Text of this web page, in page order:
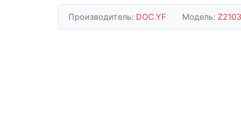
Производитель: DOC.YF Модель: Z2103